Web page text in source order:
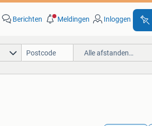
Berichten Meldingen Inloggen
Alle afstanden…